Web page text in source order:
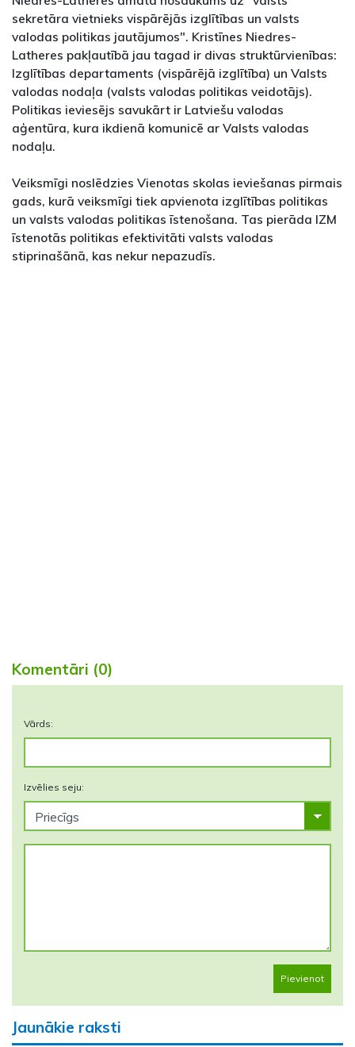
sekretāra vietnieks vispārējās izglītības un valsts
valodas politikas jautājumos". Kristīnes Niedres-
Latheres pakļautībā jau tagad ir divas struktūrvienības:
Izglītības departaments (vispārējā izglītība) un Valsts
valodas nodaļa (valsts valodas politikas veidotājs).
Politikas ieviesējs savukārt ir Latviešu valodas
aģentūra, kura ikdienā komunicē ar Valsts valodas
nodaļu.
Veiksmīgi noslēdzies Vienotas skolas ieviešanas pirmais
gads, kurā veiksmīgi tiek apvienota izglītības politikas
un valsts valodas politikas īstenošana. Tas pierāda IZM
īstenotās politikas efektivitāti valsts valodas
stiprinašānā, kas nekur nepazudīs.
Komentāri (0)
Vārds:
Izvēlies seju:
Pievienot
Jaunākie raksti